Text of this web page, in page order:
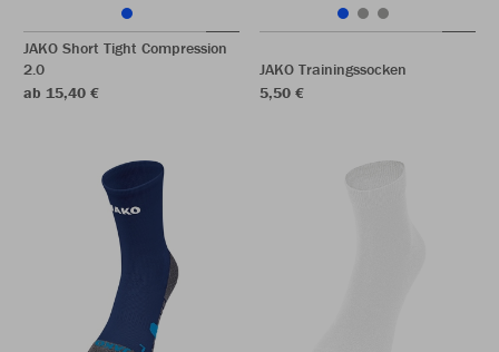
JAKO Short Tight Compression
2.0
ab 15,40 €
JAKO Trainingssocken
5,50 €